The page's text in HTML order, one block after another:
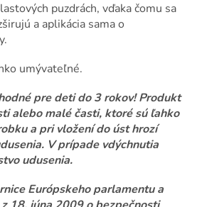
puzdrách, vďaka čomu sa
a aplikácia sama o
umývateľné.
pre deti do 3 rokov! Produkt
alebo malé časti, ktoré sú ľahko
a pri vložení do úst hrozí
V prípade vdýchnutia
udusenia.
Európskeho parlamentu a